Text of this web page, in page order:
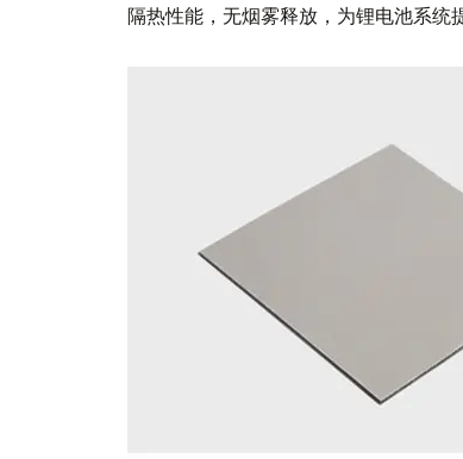
隔热性能，无烟雾释放，为锂电池系统